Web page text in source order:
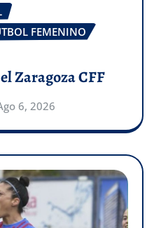
FEMENINO
Zaragoza CFF
6, 2026